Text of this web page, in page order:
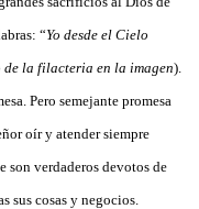
“Yo desde el Cielo
de la filacteria en la imagen).
Pero semejante promesa
oír y atender siempre
son verdaderos devotos de
sus cosas y negocios.